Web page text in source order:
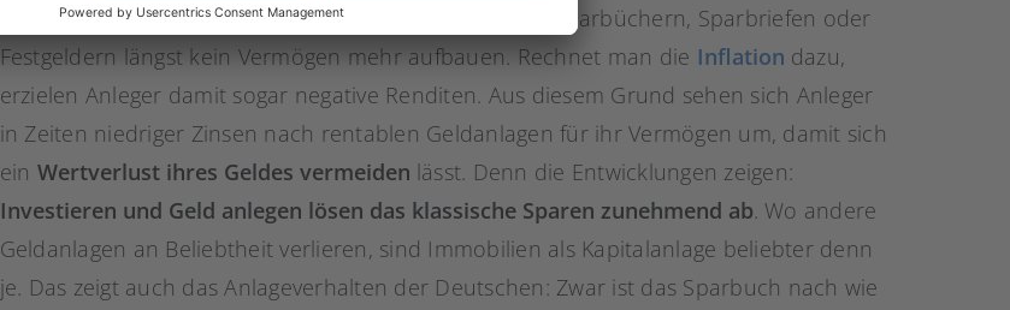
Zinsniveaus lässt sich mit klassischen Geldanlagen wie Sparbüchern, Sparbriefen oder
Festgeldern längst kein Vermögen mehr aufbauen. Rechnet man die Inflation dazu,
erzielen Anleger damit sogar negative Renditen. Aus diesem Grund sehen sich Anleger
in Zeiten niedriger Zinsen nach rentablen Geldanlagen für ihr Vermögen um, damit sich
ein Wertverlust ihres Geldes vermeiden lässt. Denn die Entwicklungen zeigen:
Investieren und Geld anlegen lösen das klassische Sparen zunehmend ab. Wo andere
Geldanlagen an Beliebtheit verlieren, sind Immobilien als Kapitalanlage beliebter denn
je. Das zeigt auch das Anlageverhalten der Deutschen: Zwar ist das Sparbuch nach wie